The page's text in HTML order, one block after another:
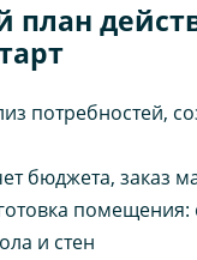
план
потребностей,
бюджета, заказ
помещения:
и стен